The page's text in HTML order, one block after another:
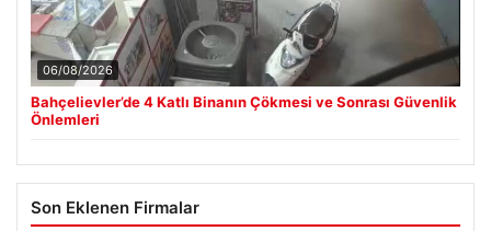
06/08/2026
Bahçelievler’de 4 Katlı Binanın Çökmesi ve Sonrası Güvenlik
Önlemleri
Son Eklenen Firmalar